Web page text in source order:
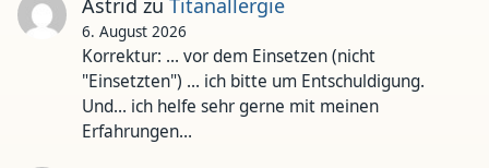
Astrid zu Titanallergie
6. August 2026
Korrektur: ... vor dem Einsetzen (nicht
"Einsetzten") ... ich bitte um Entschuldigung.
Und... ich helfe sehr gerne mit meinen
Erfahrungen…